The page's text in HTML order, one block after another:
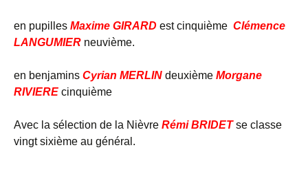
en pupilles Maxime GIRARD est cinquième Clémence
LANGUMIER neuvième.
en benjamins Cyrian MERLIN deuxième Morgane
RIVIERE cinquième
Avec la sélection de la Nièvre Rémi BRIDET se classe
vingt sixième au général.